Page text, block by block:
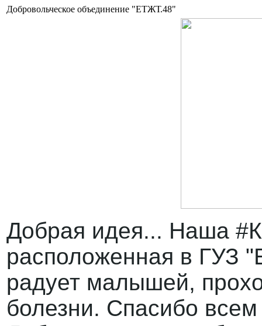
Добровольческое объединение "ЕТЖТ.48"
Добрая идея... Наша
расположенная в ГУЗ
радует малышей,
болезни. Спасибо